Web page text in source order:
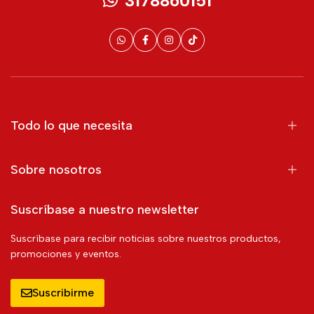
Todo lo que necesita
Sobre nosotros
Suscríbase a nuestro newsletter
Suscríbase para recibir noticias sobre nuestros productos,
promociones y eventos.
Suscribirme